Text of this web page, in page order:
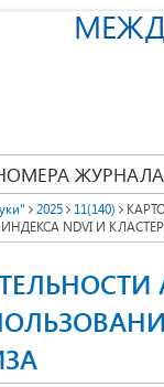
ЖУРНАЛА
2025 11(140)
NDVI И